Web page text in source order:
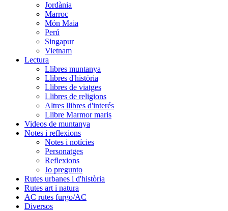
Jordània
Marroc
Món Maia
Perú
Singapur
Vietnam
Lectura
Llibres muntanya
Llibres d'història
Llibres de viatges
Llibres de religions
Altres llibres d'interés
Llibre Marmor maris
Videos de muntanya
Notes i reflexions
Notes i notícies
Personatges
Reflexions
Jo pregunto
Rutes urbanes i d'història
Rutes art i natura
AC rutes furgo/AC
Diversos